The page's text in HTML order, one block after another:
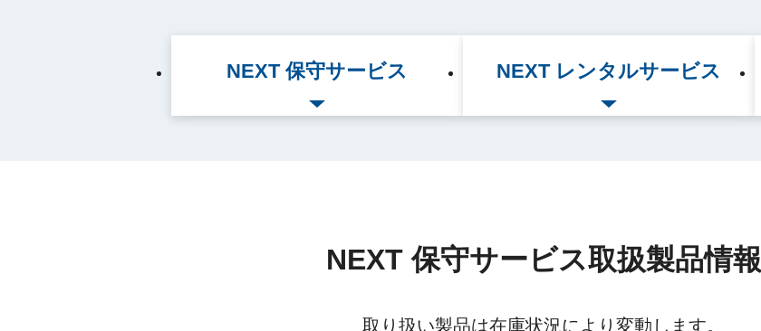
NEXT 保守サービス NEXT レンタルサービス
NEXT 保守サービス取扱製品情報
取り扱い製品は在庫状況により変動します。